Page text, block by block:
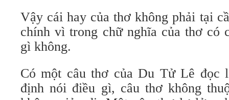
Vậy cái hay của thơ không phải tại
chính vì trong chữ nghĩa của thơ có
gì không.
Có một câu thơ của Du Tử Lê đọc
định nói điều gì, câu thơ không